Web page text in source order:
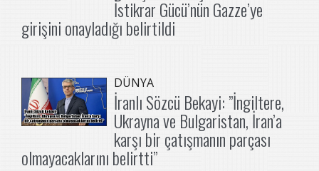
İstikrar Gücü’nün Gazze’ye
girişini onayladığı belirtildi
DÜNYA
İranlı Sözcü Bekayi: ”İngiltere,
Ukrayna ve Bulgaristan, İran’a
karşı bir çatışmanın parçası
olmayacaklarını belirtti”